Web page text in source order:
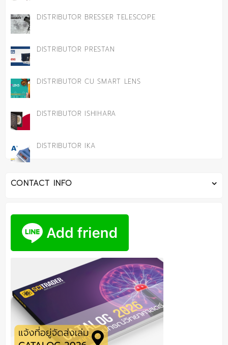
DISTRIBUTOR BRESSER TELESCOPE
DISTRIBUTOR PRESTAN
DISTRIBUTOR CU SMART LENS
DISTRIBUTOR ISHIHARA
DISTRIBUTOR IKA
CONTACT INFO